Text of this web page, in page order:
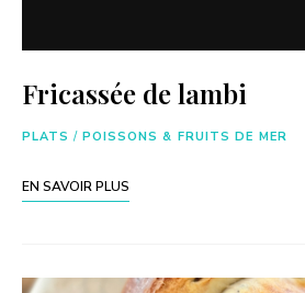
Fricassée de lambi
PLATS / POISSONS & FRUITS DE MER
EN SAVOIR PLUS